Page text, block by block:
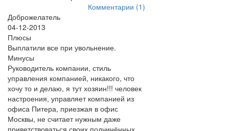
Комментарии (1)
Доброжелатель
04-12-2013
Плюсы
Выплатили все при увольнение.
Минусы
Руководитель компании, стиль
управления компанией, никакого, что
хочу то и делаю, я тут хозяин!!! человек
настроения, управляет компанией из
офиса Питера, приезжая в офис
Москвы, не считает нужным даже
приветствоваться своих подчинённых,